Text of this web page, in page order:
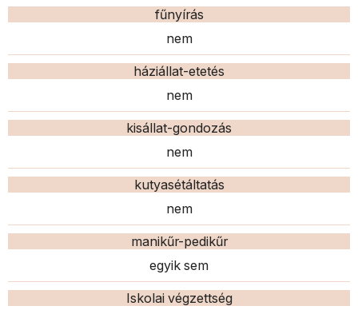
fűnyírás
nem
háziállat-etetés
nem
kisállat-gondozás
nem
kutyasétáltatás
nem
manikűr-pedikűr
egyik sem
Iskolai végzettség